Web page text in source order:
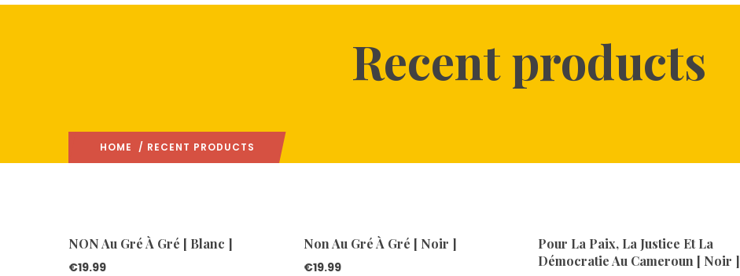
Recent products
HOME / RECENT PRODUCTS
NON Au Gré À Gré [ Blanc ]
€19.99
Non Au Gré À Gré [ Noir ]
€19.99
Pour La Paix, La Justice Et La
Démocratie Au Cameroun [ Noir ]